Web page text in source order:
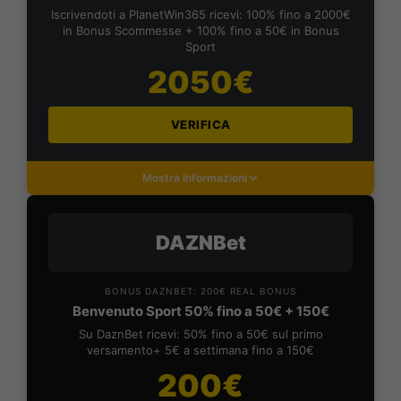
Iscrivendoti a PlanetWin365 ricevi: 100% fino a 2000€
in Bonus Scommesse + 100% fino a 50€ in Bonus
Sport
2050€
VERIFICA
Mostra Informazioni
DAZNBet
BONUS DAZNBET: 200€ REAL BONUS
Benvenuto Sport 50% fino a 50€ + 150€
Su DaznBet ricevi: 50% fino a 50€ sul primo
versamento+ 5€ a settimana fino a 150€
200€